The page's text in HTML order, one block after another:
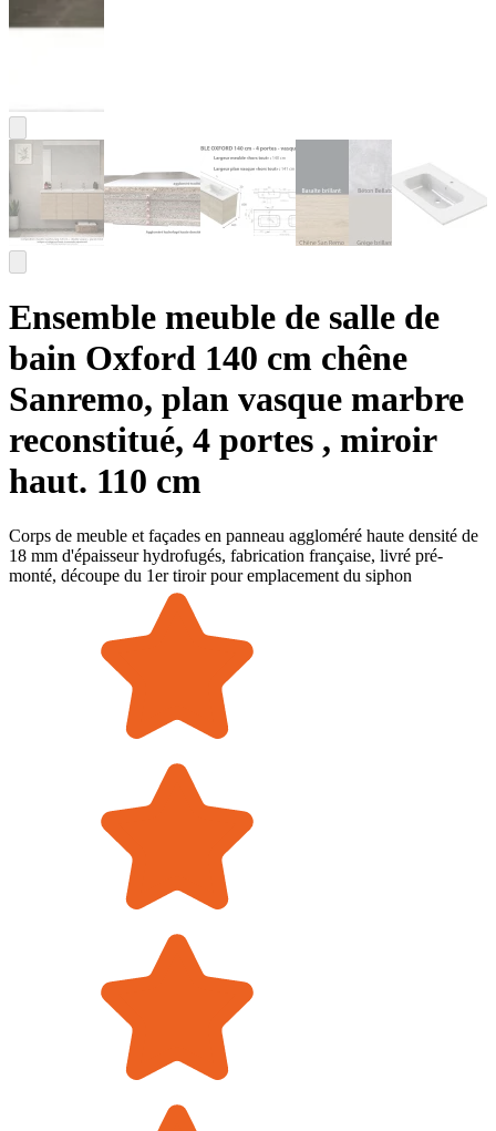
Ensemble meuble de salle de
bain Oxford 140 cm chêne
Sanremo, plan vasque marbre
reconstitué, 4 portes , miroir
haut. 110 cm
Corps de meuble et façades en panneau aggloméré haute densité de
18 mm d'épaisseur hydrofugés, fabrication française, livré pré-
monté, découpe du 1er tiroir pour emplacement du siphon